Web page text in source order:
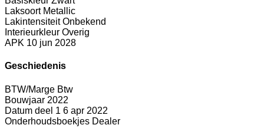
Laksoort Metallic
Lakintensiteit Onbekend
Interieurkleur Overig
APK 10 jun 2028
Geschiedenis
BTW/Marge Btw
Bouwjaar 2022
Datum deel 1 6 apr 2022
Onderhoudsboekjes Dealer